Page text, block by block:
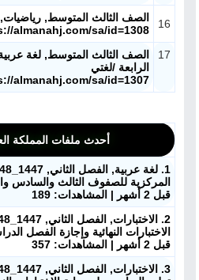
16
الصف الثالث المتوسط,
almanahj.com/sa/id=1308
17
الصف الثالث المتوسط, لغة
الرابعة /لغتي
almanahj.com/sa/id=1307
أحدث ملفات المملكة
المركزية للصفوف الثالث والسادس
قبل 2 أشهر | المشاهدات: 189
الاختبارات النهائية وإجازة الفصل
قبل 2 أشهر | المشاهدات: 357